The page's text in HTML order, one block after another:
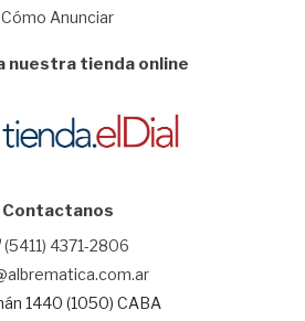
Cómo Anunciar
nuestra tienda online
Contactanos
(5411) 4371-2806
1440 (1050) CABA